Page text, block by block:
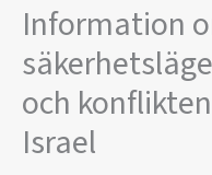
Information
och
Israel